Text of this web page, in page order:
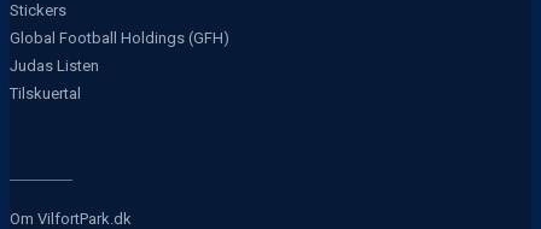
Stickers
Global Football Holdings (GFH)
Judas Listen
Tilskuertal
Om VilfortPark.dk